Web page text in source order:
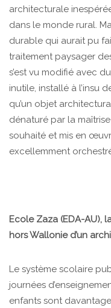
architecturale
dans le monde rural.
durable qui aurait pu
traitement paysager
s’est vu modifié avec
inutile, installé à l’insu
qu’un objet
dénaturé par la
souhaité et mis en
excellemment
Ecole Zaza (EDA-AU),
hors Wallonie d’un
Le système scolaire
journées
enfants sont